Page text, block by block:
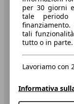
Condizioni
Informazioni
Servizi
Area rivenditori
per 30 giorni
tale
tali
tutto o in parte.
Lavoriamo con
Informativa